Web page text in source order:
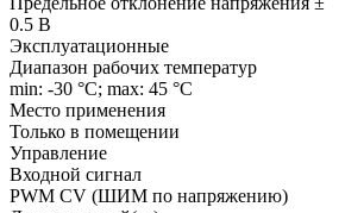
0.5 В
Эксплуатационные
Диапазон рабочих температур
min: -30 °C; max: 45 °C
Место применения
Только в помещении
Управление
Входной сигнал
PWM СV (ШИМ по напряжению)